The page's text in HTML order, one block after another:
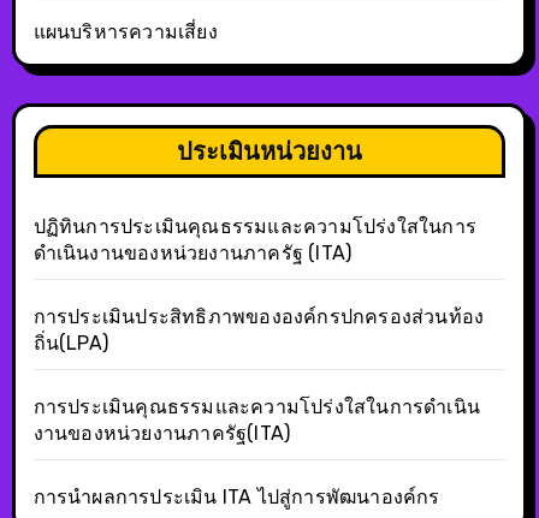
แผนบริหารความเสี่ยง
ประเมินหน่วยงาน
ปฏิทินการประเมินคุณธรรมและความโปร่งใสในการ
ดำเนินงานของหน่วยงานภาครัฐ (ITA)
การประเมินประสิทธิภาพขององค์กรปกครองส่วนท้อง
ถิ่น(LPA)
การประเมินคุณธรรมและความโปร่งใสในการดำเนิน
งานของหน่วยงานภาครัฐ(ITA)
การนำผลการประเมิน ITA ไปสู่การพัฒนาองค์กร